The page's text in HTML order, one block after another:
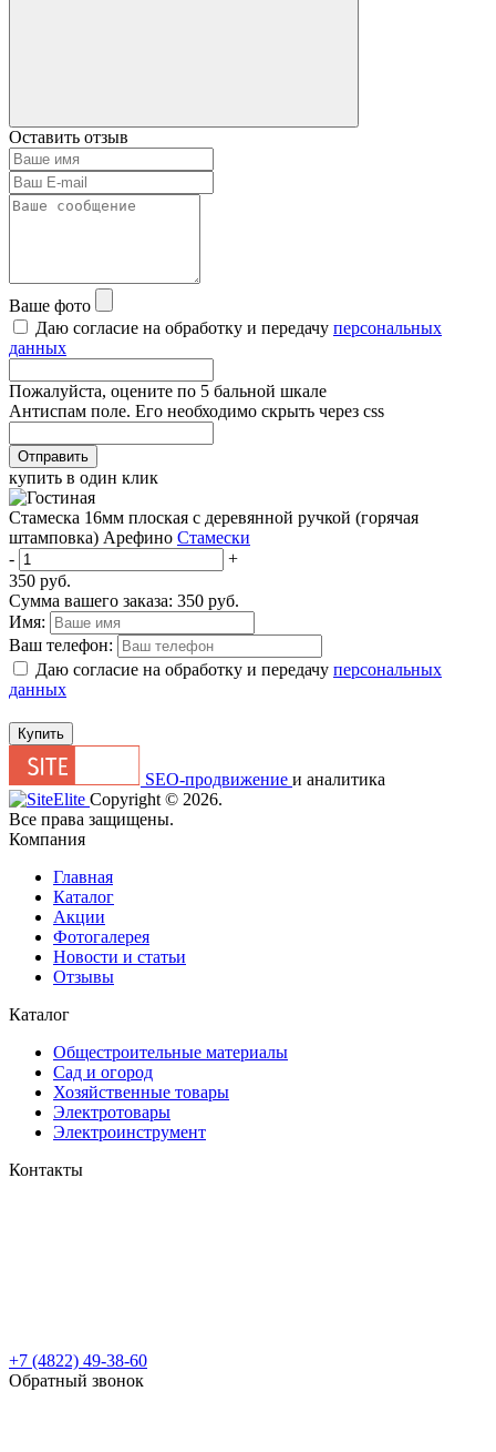
Оставить отзыв
Ваше фото
Даю согласие на обработку и передачу персональных
данных
Пожалуйста, оцените по 5 бальной шкале
Антиспам поле. Его необходимо скрыть через css
Отправить
купить в один клик
Стамеска 16мм плоская с деревянной ручкой (горячая
штамповка) Арефино Стамески
-
+
350 руб.
Сумма вашего заказа: 350 руб.
Имя:
Ваш телефон:
Даю согласие на обработку и передачу персональных
данных
Купить
SEO-продвижение и аналитика
Сopyright © 2026.
Все права защищены.
Компания
Главная
Каталог
Акции
Фотогалерея
Новости и статьи
Отзывы
Каталог
Общестроительные материалы
Сад и огород
Хозяйственные товары
Электротовары
Электроинструмент
Контакты
+7 (4822) 49-38-60
Обратный звонок